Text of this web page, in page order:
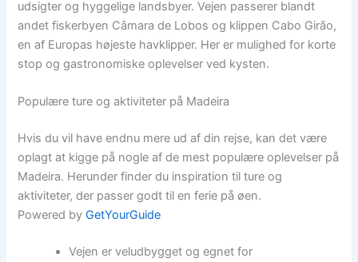
udsigter og hyggelige landsbyer. Vejen passerer blandt
andet fiskerbyen Câmara de Lobos og klippen Cabo Girão,
en af Europas højeste havklipper. Her er mulighed for korte
stop og gastronomiske oplevelser ved kysten.
Populære ture og aktiviteter på Madeira
Hvis du vil have endnu mere ud af din rejse, kan det være
oplagt at kigge på nogle af de mest populære oplevelser på
Madeira. Herunder finder du inspiration til ture og
aktiviteter, der passer godt til en ferie på øen.
Powered byGetYourGuide
Vejen er veludbygget og egnet for